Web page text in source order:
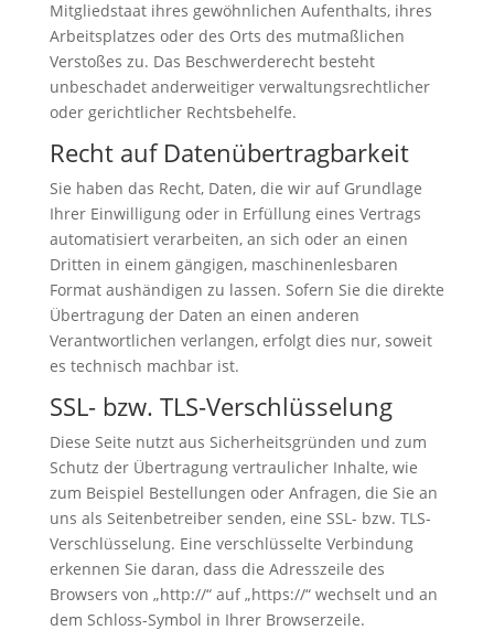
Mitgliedstaat ihres gewöhnlichen Aufenthalts, ihres
Arbeitsplatzes oder des Orts des mutmaßlichen
Verstoßes zu. Das Beschwerderecht besteht
unbeschadet anderweitiger verwaltungsrechtlicher
oder gerichtlicher Rechtsbehelfe.
Recht auf Daten­übertrag­barkeit
Sie haben das Recht, Daten, die wir auf Grundlage
Ihrer Einwilligung oder in Erfüllung eines Vertrags
automatisiert verarbeiten, an sich oder an einen
Dritten in einem gängigen, maschinenlesbaren
Format aushändigen zu lassen. Sofern Sie die direkte
Übertragung der Daten an einen anderen
Verantwortlichen verlangen, erfolgt dies nur, soweit
es technisch machbar ist.
SSL- bzw. TLS-Verschlüsselung
Diese Seite nutzt aus Sicherheitsgründen und zum
Schutz der Übertragung vertraulicher Inhalte, wie
zum Beispiel Bestellungen oder Anfragen, die Sie an
uns als Seitenbetreiber senden, eine SSL- bzw. TLS-
Verschlüsselung. Eine verschlüsselte Verbindung
erkennen Sie daran, dass die Adresszeile des
Browsers von „http://“ auf „https://“ wechselt und an
dem Schloss-Symbol in Ihrer Browserzeile.